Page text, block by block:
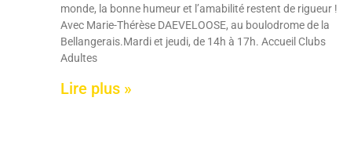
monde, la bonne humeur et l’amabilité restent de rigueur !
Avec Marie-Thérèse DAEVELOOSE, au boulodrome de la
Bellangerais.Mardi et jeudi, de 14h à 17h. Accueil Clubs
Adultes
Lire plus »